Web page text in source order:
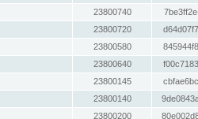
23800740
23800720
23800580
23800640
23800145
23800140
23800200